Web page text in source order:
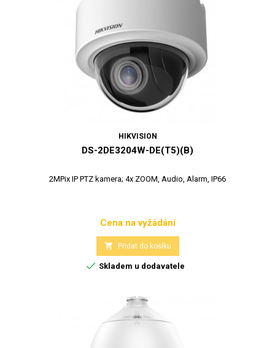
HIKVISION
DS-2DE3204W-DE(T5)(B)
2MPix IP PTZ kamera; 4x ZOOM, Audio, Alarm, IP66
Cena
Cena na vyžádání
 Přidat do košíku
 Skladem u dodavatele